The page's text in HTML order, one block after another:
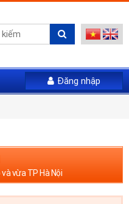
gửi link khởi tạo mật
của bạn
KHẨU
tính *
Đăng nhập
vừa TP Hà Nội